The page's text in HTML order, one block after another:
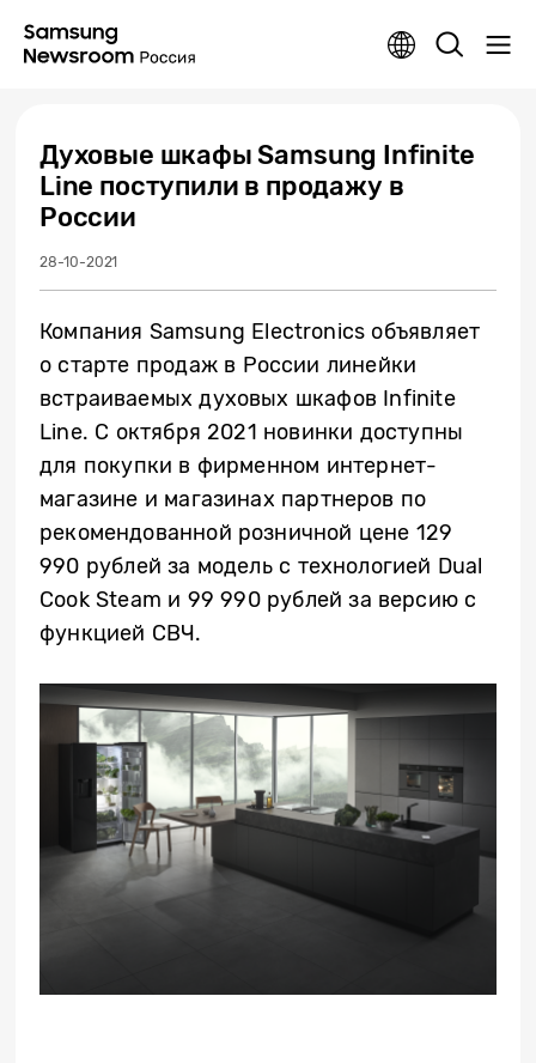
Духовые шкафы Samsung Infinite
Line поступили в продажу в
России
28-10-2021
Компания Samsung Electronics объявляет
о старте продаж в России линейки
встраиваемых духовых шкафов Infinite
Line. С октября 2021 новинки доступны
для покупки в фирменном интернет-
магазине и магазинах партнеров по
рекомендованной розничной цене 129
990 рублей за модель с технологией Dual
Cook Steam и 99 990 рублей за версию с
функцией СВЧ.